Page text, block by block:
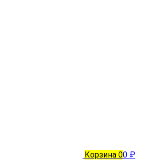
Корзина 00 ₽